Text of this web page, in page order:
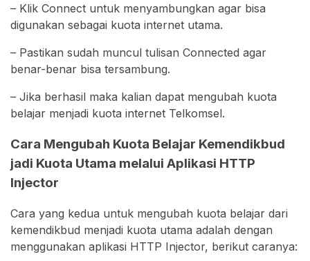
– Klik Connect untuk menyambungkan agar bisa
digunakan sebagai kuota internet utama.
– Pastikan sudah muncul tulisan Connected agar
benar-benar bisa tersambung.
– Jika berhasil maka kalian dapat mengubah kuota
belajar menjadi kuota internet Telkomsel.
Cara Mengubah Kuota Belajar Kemendikbud
jadi Kuota Utama melalui Aplikasi HTTP
Injector
Cara yang kedua untuk mengubah kuota belajar dari
kemendikbud menjadi kuota utama adalah dengan
menggunakan aplikasi HTTP Injector, berikut caranya: